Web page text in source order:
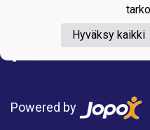
All Rights Reserved.
Powered by
Hyväksy kaikki